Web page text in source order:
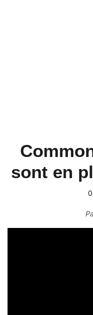
sont en